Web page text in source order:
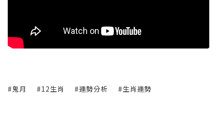
#鬼月 #12生肖 #運勢分析 #生肖運勢